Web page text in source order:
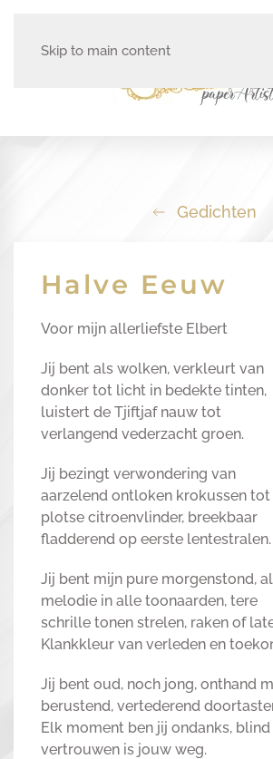
Skip to main content
Gedichten
Halve Eeuw
Voor mijn allerliefste Elbert
Jij bent als wolken, verkleurt van
donker tot licht in bedekte tinten,
luistert de Tjiftjaf nauw tot
verlangend vederzacht groen.
Jij bezingt verwondering van
aarzelend ontloken krokussen tot
plotse citroenvlinder, breekbaar
fladderend op eerste lentestralen.
Jij bent mijn pure morgenstond,
melodie in alle toonaarden, tere
schrille tonen strelen, raken of
Klankkleur van verleden en
Jij bent oud, noch jong, onthand
berustend, vertederend
Elk moment ben jij ondanks, blind
vertrouwen is jouw weg.